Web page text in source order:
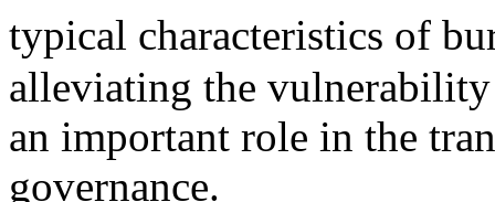
typical characteristics of
alleviating the
an important role in the
governance.